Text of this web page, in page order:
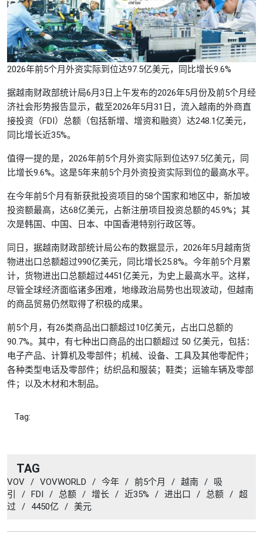
2026年前5个月外资实际到位达97.5亿美元，同比增长9.6%
据越南财政部统计局6月3日上午发布的2026年5月份及前5个月经
济社会形势报告显示，截至2026年5月31日，流入越南的外商直
接投资（FDI）总额（包括新增、增资和融资）达248.1亿美元，
同比增长近35%。
值得一提的是，2026年前5个月外资实际到位达97.5亿美元，同
比增长9.6%。这是5年来前5个月外资投资实际到位的最高水平。
在今年前5个月有新获批投资项目的58个国家和地区中，新加坡
投资额最高，达68亿美元，占新注册项目投资总额的45.9%；其
次是韩国、中国、日本、中国香港特别行政区等。
同日，据越南财政部统计局公布的数据显示，2026年5月越南货
物进出口总额超过990亿美元，同比增长25.8%。今年前5个月累
计，货物进出口总额超过4451亿美元，为史上最高水平。这样，
尽管全球经济面临诸多困难，地缘政治局势也出现波动，但越南
的商品贸易仍然取得了积极的成果。
前5个月，有26类商品出口额超过10亿美元，占出口总额的
90.7%。其中，有七种出口商品的出口额超过 50 亿美元，包括：
电子产品、计算机及零部件；机械、设备、工具及其他零配件；
各种类型电话及零部件；纺织品和服装；鞋类；运输车辆及零部
件；以及木材和木制品。
Tag:
TAG
VOV / VOVWORLD / 今年 / 前5个月 / 越南 /
吸
引
/ FDI / 总额 / 增长 / 近35% / 进出口 / 总额 / 超
过
/ 4450亿 / 美元